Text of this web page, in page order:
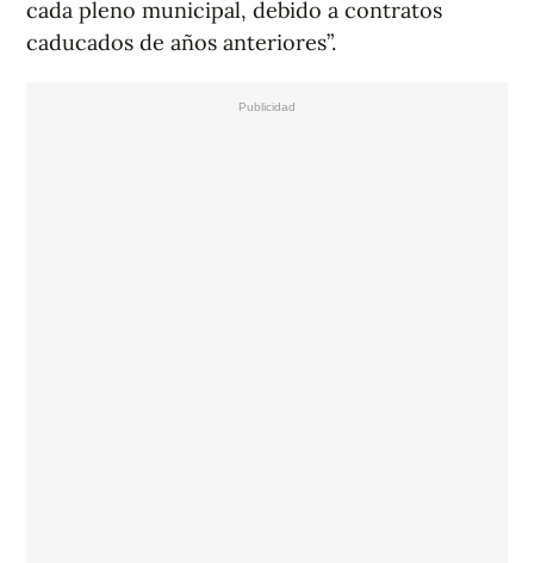
cada pleno municipal, debido a contratos
caducados de años anteriores”.